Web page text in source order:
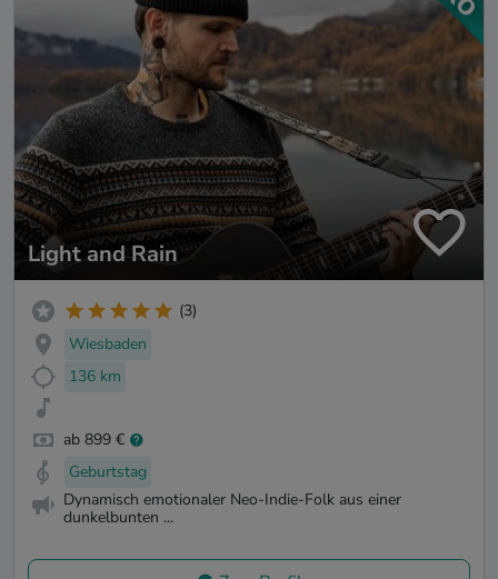
Light and Rain
(3)
Wiesbaden
136 km
ab 899 €
Geburtstag
Dynamisch emotionaler Neo-Indie-Folk aus einer
dunkelbunten ...